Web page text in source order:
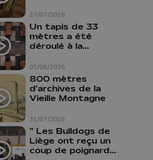
27/07/2026
province de Liège :
"Un citoyen qui
n'est formé ne
peut pas nous
aider"
05/08/2026
Un tapis de 33
mètres a été
déroulé à la
Liège
31/07/2026
800 mètres
d'archives de la
Vieille Montagne
" Les Bulldogs de
Liège ont reçu un
coup de poignard